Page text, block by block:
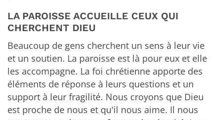
LA PAROISSE ACCUEILLE CEUX QUI
CHERCHENT DIEU
Beaucoup de gens cherchent un sens à leur vie
et un soutien. La paroisse est là pour eux et elle
les accompagne. La foi chrétienne apporte des
éléments de réponse à leurs questions et un
support à leur fragilité. Nous croyons que Dieu
est proche de nous et qu'il nous aime. Il nous